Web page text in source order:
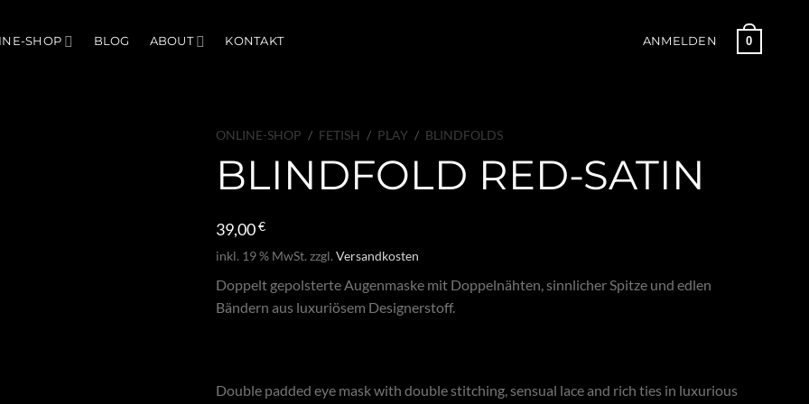
SHOP BLOG ABOUT KONTAKT ANMELDEN 0
ONLINE-SHOP / FETISH / PLAY / BLINDFOLDS
BLINDFOLD RED-SATIN
39,00€
inkl. 19 % MwSt. zzgl. Versandkosten
Doppelt gepolsterte Augenmaske mit Doppelnähten, sinnlicher Spitze und edlen
Bändern aus luxuriösem Designerstoff.
Double padded eye mask with double stitching, sensual lace and rich ties in luxurious